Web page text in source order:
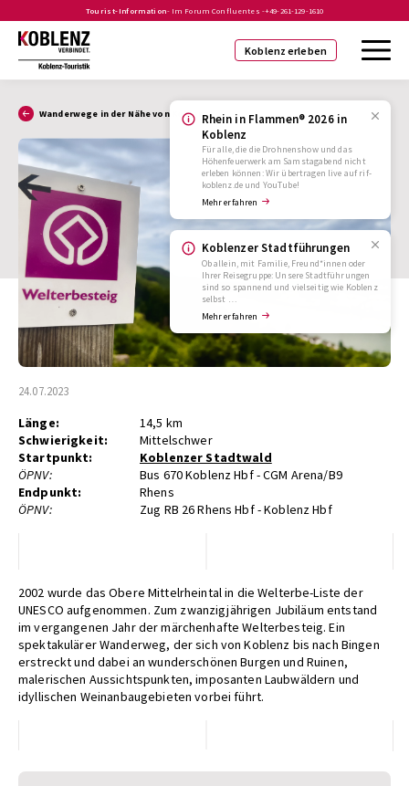
Tourist-Information- Im Forum Confluentes -+49-261-129-1610
Koblenz erleben
Rhein in Flammen® 2026 in
Koblenz
Für alle, die die Drohnenshow und das
Höhenfeuerwerk am Samstagabend nicht
erleben können: Wir übertragen live auf rif-
koblenz.de und YouTube!
Mehr erfahren
Koblenzer Stadtführungen
Ob allein, mit Familie, Freund*innen oder
Ihrer Reisegruppe: Unsere Stadtführungen
sind so spannend und vielseitig wie Koblenz
selbst …
Mehr erfahren
Wanderwege in der Nähe von Koblenz
24.07.2023
Länge:
14,5 km
Schwierigkeit:
Mittelschwer
Startpunkt:
Koblenzer Stadtwald
ÖPNV:
Bus 670 Koblenz Hbf - CGM Arena/B9
Endpunkt:
Rhens
ÖPNV:
Zug RB 26 Rhens Hbf - Koblenz Hbf
2002 wurde das Obere Mittelrheintal in die Welterbe-Liste der
UNESCO aufgenommen. Zum zwanzigjährigen Jubiläum entstand
im vergangenen Jahr der märchenhafte Welterbesteig. Ein
spektakulärer Wanderweg, der sich von Koblenz bis nach Bingen
erstreckt und dabei an wunderschönen Burgen und Ruinen,
malerischen Aussichtspunkten, imposanten Laubwäldern und
idyllischen Weinanbaugebieten vorbei führt.